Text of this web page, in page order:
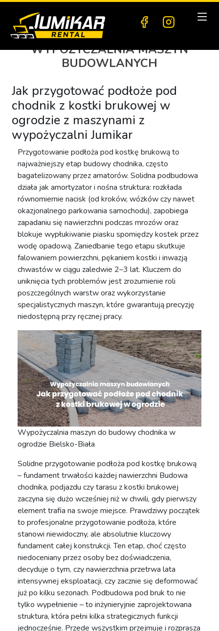
WYPOŻYCZALNIA MASZYN
BUDOWLANYCH
Jak przygotować podłoże pod
chodnik z kostki brukowej w
ogrodzie z maszynami z
wypożyczalni Jumikar
Przygotowanie podłoża pod kostkę brukową to
najważniejszy etap budowy chodnika, często
bagatelizowany przez amatorów. Solidna podbudowa
działa jak amortyzator i nośna struktura: rozkłada
równomiernie nacisk (od kroków, wózków czy nawet
okazjonalnego parkowania samochodu), zapobiega
zapadaniu się nawierzchni podczas mrozów oraz
blokuje wypłukiwanie piasku spomiędzy kostek przez
wodę opadową. Zaniedbanie tego etapu skutkuje
falowaniem powierzchni, pękaniem kostki i inwazją
chwastów w ciągu zaledwie 2–3 lat. Kluczem do
uniknięcia tych problemów jest zrozumienie roli
poszczególnych warstw oraz wykorzystanie
specjalistycznych maszyn, które gwarantują precyzję
niedostępną przy ręcznej pracy.
Wypożyczalnia maszyn do budowy chodnika w
ogrodzie Bielsko-Biała
Solidne przygotowanie podłoża pod kostkę brukową
– fundament trwałości każdej nawierzchni Budowa
chodnika, podjazdu czy tarasu z kostki brukowej
zaczyna się dużo wcześniej niż w chwili, gdy pierwszy
element trafia na swoje miejsce. Prawdziwy początek
to profesjonalne przygotowanie podłoża, które
stanowi niewidoczny, ale absolutnie kluczowy
fundament całej konstrukcji. Ten etap, choć często
niedoceniany przez osoby bez doświadczenia,
decyduje o tym, czy nawierzchnia przetrwa lata
intensywnej eksploatacji, czy zacznie się deformować
już po kilku sezonach. Podbudowa pod bruk to nie
tylko wypełnienie – to inżynieryjnie zaprojektowana
struktura, która pełni kilka strategicznych funkcji
jednocześnie. Przede wszystkim przejmuje i rozprasza